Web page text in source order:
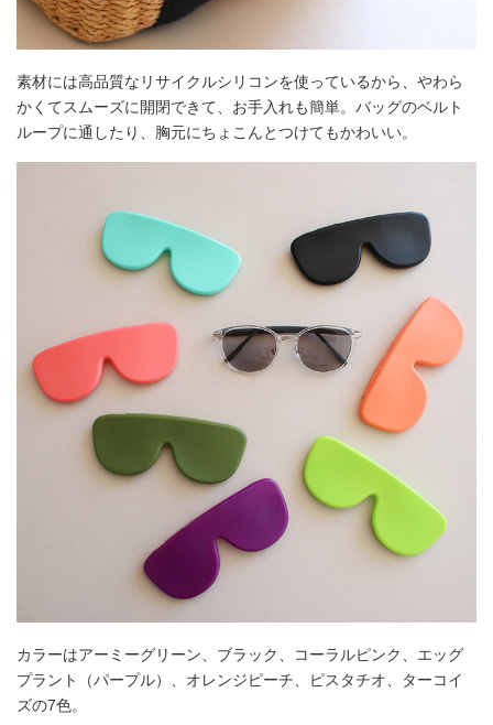
素材には高品質なリサイクルシリコンを使っているから、やわら
かくてスムーズに開閉できて、お手入れも簡単。バッグのベルト
ループに通したり、胸元にちょこんとつけてもかわいい。
カラーはアーミーグリーン、ブラック、コーラルピンク、エッグ
プラント（パープル）、オレンジピーチ、ピスタチオ、ターコイ
ズの7色。